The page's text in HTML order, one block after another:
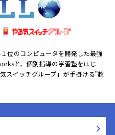
位のコンピュータを開発した最強
と、 個別指導の学習塾をはじ
スイッチグループ」が手掛ける”超